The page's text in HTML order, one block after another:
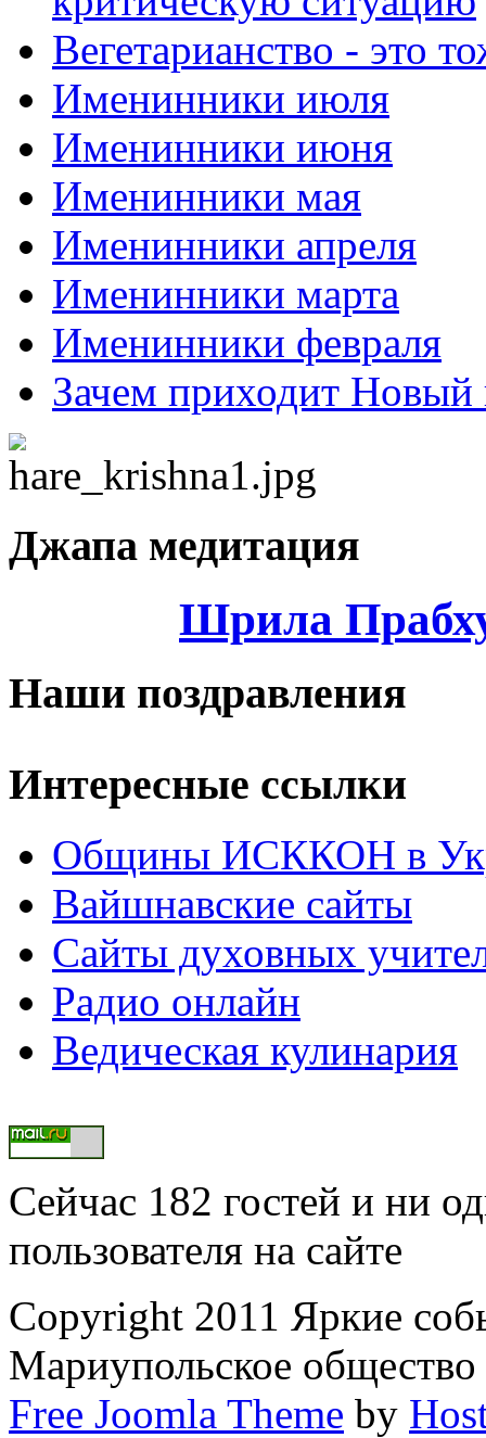
Вегетарианство - это
Именинники июля
Именинники июня
Именинники мая
Именинники апреля
Именинники марта
Именинники февраля
Зачем приходит Новый
Джапа медитация
Шрила
Наши поздравления
Интересные ссылки
Общины ИСККОН в
Вайшнавские сайты
Сайты духовных
Радио онлайн
Ведическая кулинария
Сейчас 182 гостей и ни
пользователя на сайте
Copyright 2011 Яркие
Мариупольское
Free Joomla Theme by